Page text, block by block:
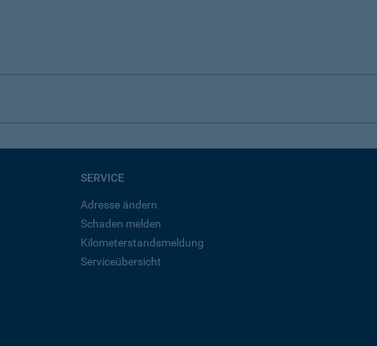
SERVICE
Adresse ändern
Schaden melden
Kilometerstandsmeldung
Serviceübersicht